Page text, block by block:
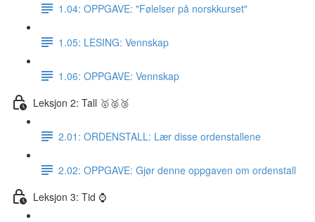
1.04: OPPGAVE: "Følelser på norskkurset"
1.05: LESING: Vennskap
1.06: OPPGAVE: Vennskap
Leksjon 2: Tall 🥇🥈🥉
2.01: ORDENSTALL: Lær disse ordenstallene
2.02: OPPGAVE: Gjør denne oppgaven om ordenstall
Leksjon 3: Tid ⌚️